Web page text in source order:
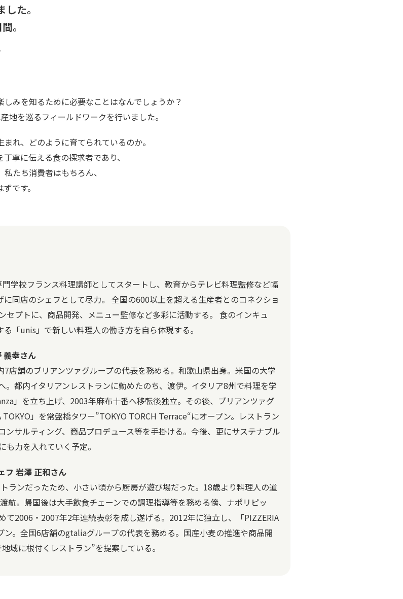
た。
。
みを知るために必要なことはなんでしょうか？
地を巡るフィールドワークを行いました。
れ、どのように育てられているのか。
寧に伝える食の探求者であり、
たち消費者はもちろん、
です。
学校フランス料理講師としてスタートし、教育からテレビ料理監修など幅
同店のシェフとして尽力。 全国の600以上を超える生産者とのコネクショ
セプトに、商品開発、メニュー監修など多彩に活動する。 食のインキュ
「unis」で新しい料理人の働き方を自ら体現する。
義幸さん
店舗のブリアンツァグループの代表を務める。和歌山県出身。米国の大学
。都内イタリアンレストランに勤めたのち、渡伊。イタリア8州で料理を学
」を立ち上げ、2003年麻布十番へ移転後独立。その後、ブリアンツァグ
」を常盤橋タワー”TOKYO TORCH Terrace“にオープン。レストラン
サルティング、商品プロデュース等を手掛ける。今後、更にサステナブル
力を入れていく予定。
フ 岩澤 正和さん
ランだったため、小さい頃から厨房が遊び場だった。18歳より料理人の道
航。帰国後は大手飲食チェーンでの調理指導等を務める傍、ナポリピッ
て2006・2007年2年連続表彰を成し遂げる。2012年に独立し、「PIZZERIA
ン。全国6店舗のgtaliaグループの代表を務める。国産小麦の推進や商品開
域に根付くレストラン”を提案している。